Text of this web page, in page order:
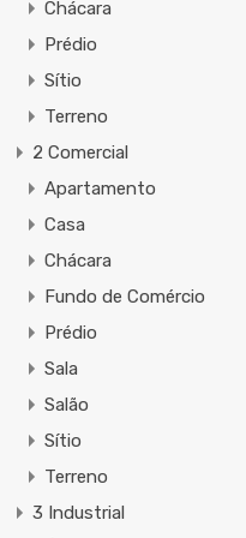
Chácara
Prédio
Sítio
Terreno
2 Comercial
Apartamento
Casa
Chácara
Fundo de Comércio
Prédio
Sala
Salão
Sítio
Terreno
3 Industrial